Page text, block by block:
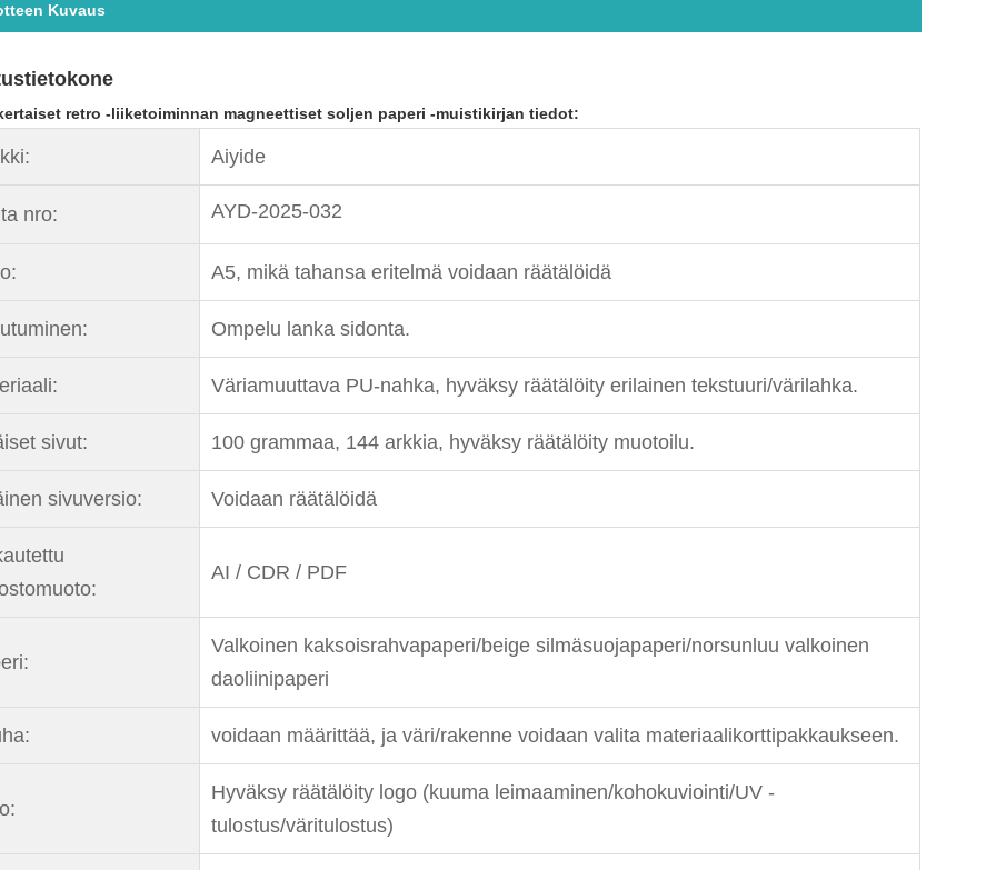
Kuvaus
retro -liiketoiminnan magneettiset soljen paperi -muistikirjan tiedot:
Aiyide
nro: AYD-2025-032
A5, mikä tahansa eritelmä voidaan räätälöidä
Ompelu lanka sidonta.
Väriamuuttava PU-nahka, hyväksy räätälöity erilainen tekstuuri/värilahka.
sivut: 100 grammaa, 144 arkkia, hyväksy räätälöity muotoilu.
sivuversio: Voidaan räätälöidä
AI / CDR / PDF
Valkoinen kaksoisrahvapaperi/beige silmäsuojapaperi/norsunluu valkoinen
daoliinipaperi
voidaan määrittää, ja väri/rakenne voidaan valita materiaalikorttipakkaukseen.
Hyväksy räätälöity logo (kuuma leimaaminen/kohokuviointi/UV -
tulostus/väritulostus)